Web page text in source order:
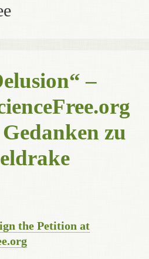
–
zu
the Petition at